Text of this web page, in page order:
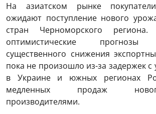
На азиатском рынке
ожидают поступление нового
стран Черноморского
оптимистические прогнозы
существенного снижения
пока не произошло из-за задержек с
в Украине и южных регионах
медленных продаж
производителями.